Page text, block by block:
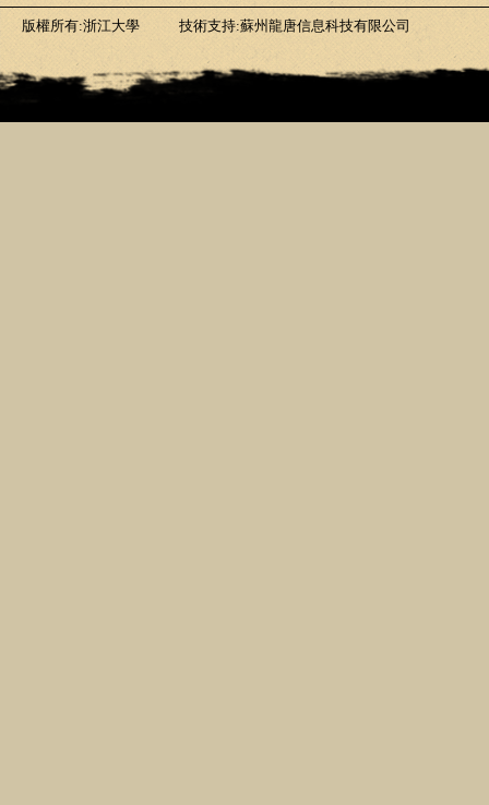
版權所有:浙江大學 技術支持:蘇州龍唐信息科技有限公司